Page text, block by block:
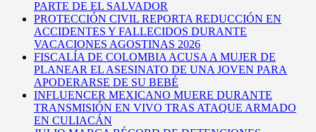
PARTE DE EL SALVADOR
PROTECCIÓN CIVIL REPORTA REDUCCIÓN EN
ACCIDENTES Y FALLECIDOS DURANTE
VACACIONES AGOSTINAS 2026
FISCALÍA DE COLOMBIA ACUSA A MUJER DE
PLANEAR EL ASESINATO DE UNA JOVEN PARA
APODERARSE DE SU BEBÉ
INFLUENCER MEXICANO MUERE DURANTE
TRANSMISIÓN EN VIVO TRAS ATAQUE ARMADO
EN CULIACÁN